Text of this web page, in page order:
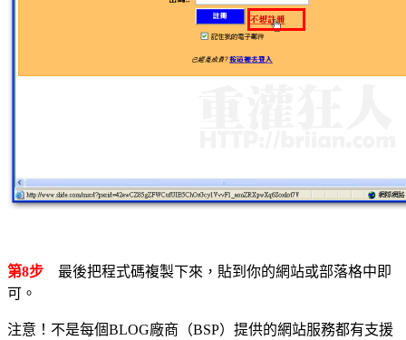
第8步 最後把程式碼複製下來，貼到你的網站或部落格中即
可。
注意！不是每個BLOG廠商（BSP）提供的網站服務都有支援